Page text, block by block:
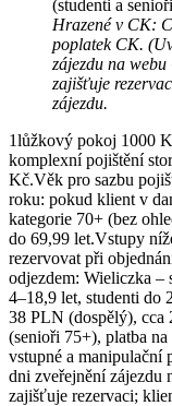
(studenti a
Hrazené v CK:
poplatek CK.
zájezdu na
zajišťuje
zájezdu.
1lůžkový pokoj 1000
komplexní pojištění
Kč.Věk pro sazbu
roku: pokud klient v
kategorie 70+ (bez
do 69,99 let.Vstupy
rezervovat při
odjezdem: Wieliczka
4–18,9 let, studenti do
38 PLN (dospělý), cca
(senioři 75+), platba
vstupné a manipulační
dni zveřejnění zájezdu
zajišťuje rezervaci;